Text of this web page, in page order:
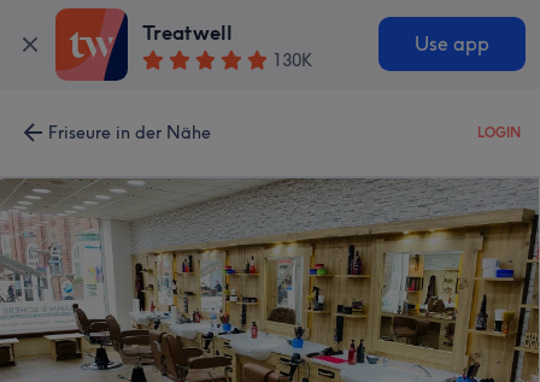
Treatwell
130K
Use app
Friseure in der Nähe LOGIN